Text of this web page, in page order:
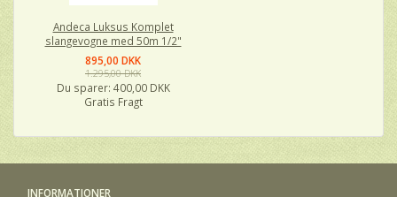
Andeca Luksus Komplet
slangevogne med 50m 1/2"
895,00 DKK
1.295,00 DKK
Du sparer: 400,00 DKK
Gratis Fragt
INFORMATIONER